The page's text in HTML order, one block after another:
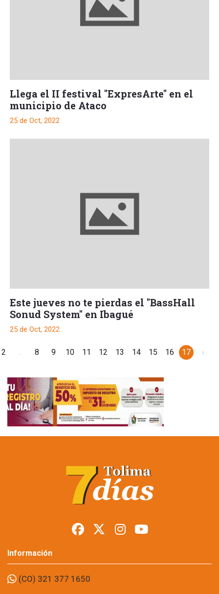
Llega el II festival "ExpresArte" en el
municipio de Ataco
25 de Oct, 2022
Este jueves no te pierdas el "BassHall
Sonud System" en Ibagué
25 de Oct, 2022
2 ... 8 9 10 11 12 13 14 15 16 17 ›
Información
(CO) 321 377 1650